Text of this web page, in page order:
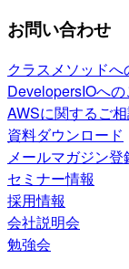
お問い合わせ
クラスメソッド
DevelopersIOへ
AWSに関するご
資料ダウンロード
メールマガジン登
セミナー情報
採用情報
会社説明会
勉強会